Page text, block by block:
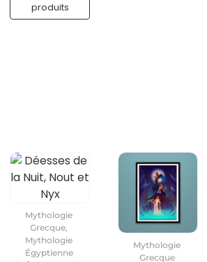
produits
Mythologie
Grecque,
Mythologie
Égyptienne
Mythologie
Grecque